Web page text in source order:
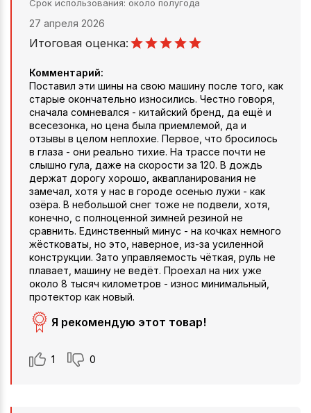
Срок использования около полугода
27 апреля 2026
Итоговая оценка:
Комментарий:
Поставил эти шины на свою машину после того, как
старые окончательно износились. Честно говоря,
сначала сомневался - китайский бренд, да ещё и
всесезонка, но цена была приемлемой, да и
отзывы в целом неплохие. Первое, что бросилось
в глаза - они реально тихие. На трассе почти не
слышно гула, даже на скорости за 120. В дождь
держат дорогу хорошо, аквапланирования не
замечал, хотя у нас в городе осенью лужи - как
озёра. В небольшой снег тоже не подвели, хотя,
конечно, с полноценной зимней резиной не
сравнить. Единственный минус - на кочках немного
жёстковаты, но это, наверное, из-за усиленной
конструкции. Зато управляемость чёткая, руль не
плавает, машину не ведёт. Проехал на них уже
около 8 тысяч километров - износ минимальный,
протектор как новый.
Я рекомендую этот товар!
1 0